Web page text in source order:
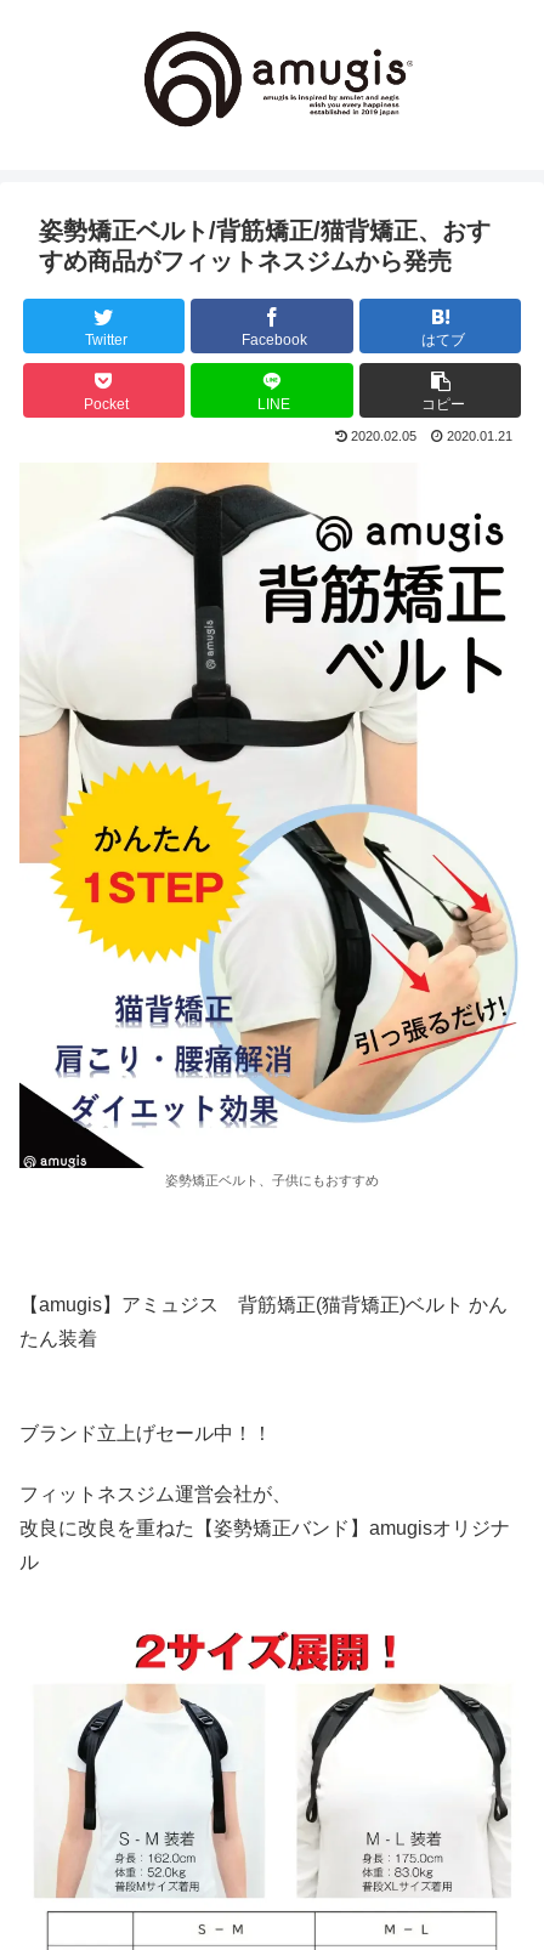
姿勢矯正ベルト/背筋矯正/猫背矯正、おす
すめ商品がフィットネスジムから発売
Twitter Facebook はてブ
Pocket LINE コピー
2020.02.05 2020.01.21
姿勢矯正ベルト、子供にもおすすめ
【amugis】アミュジス 背筋矯正(猫背矯正)ベルト かん
たん装着
ブランド立上げセール中！！
フィットネスジム運営会社が、
改良に改良を重ねた【姿勢矯正バンド】amugisオリジナ
ル